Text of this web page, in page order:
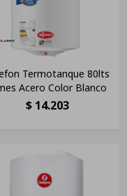
Termotanque 80lts
Acero Color Blanco
$ 14.203